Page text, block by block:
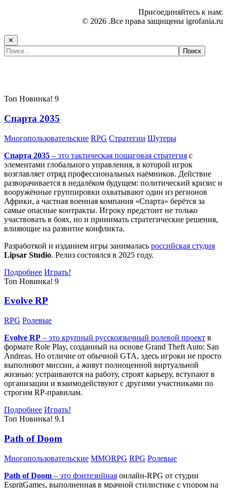
Присоединяйтесь к нам:
© 2026 .Все права защищены igrofania.ru
✕
Топ Новинка! 9
Спарта 2035
Многопользовательские RPG Стратегии Шутеры
Спарта 2035 – это тактическая пошаговая стратегия с
элементами глобального управления, в которой игрок
возглавляет отряд профессиональных наёмников. Действие
разворачивается в недалёком будущем: политический кризис и
вооружённые группировки охватывают один из регионов
Африки, а частная военная компания «Спарта» берётся за
самые опасные контракты. Игроку предстоит не только
участвовать в боях, но и принимать стратегические решения,
влияющие на развитие конфликта.
Разработкой и изданием игры занималась российская студия
Lipsar Studio. Релиз состоялся в 2025 году.
Подробнее Играть!
Топ Новинка! 9
Evolve RP
RPG Ролевые
Evolve RP – это крупный русскоязычный ролевой проект в
формате Role Play, созданный на основе Grand Theft Auto: San
Andreas. Но отличие от обычной GTA, здесь игроки не просто
выполняют миссии, а живут полноценной виртуальной
жизнью: устраиваются на работу, строят карьеру, вступают в
организации и взаимодействуют с другими участниками по
строгим RP-правилам.
Подробнее Играть!
Топ Новинка! 9.1
Path of Doom
Многопользовательские MMORPG RPG Ролевые
Path of Doom – это фэнтезийная онлайн-RPG от студии
EspritGames, выполненная в мрачной стилистике с упором на